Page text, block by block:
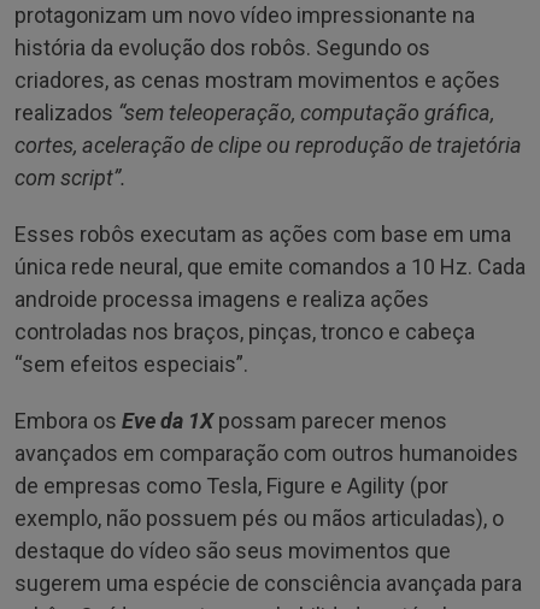
protagonizam um novo vídeo impressionante na
história da evolução dos robôs. Segundo os
criadores, as cenas mostram movimentos e ações
realizados “sem teleoperação, computação gráfica,
cortes, aceleração de clipe ou reprodução de trajetória
com script”.
Esses robôs executam as ações com base em uma
única rede neural, que emite comandos a 10 Hz. Cada
androide processa imagens e realiza ações
controladas nos braços, pinças, tronco e cabeça
“sem efeitos especiais”.
Embora os Eve da 1Xpossam parecer menos
avançados em comparação com outros humanoides
de empresas como Tesla, Figure e Agility (por
exemplo, não possuem pés ou mãos articuladas), o
destaque do vídeo são seus movimentos que
sugerem uma espécie de consciência avançada para